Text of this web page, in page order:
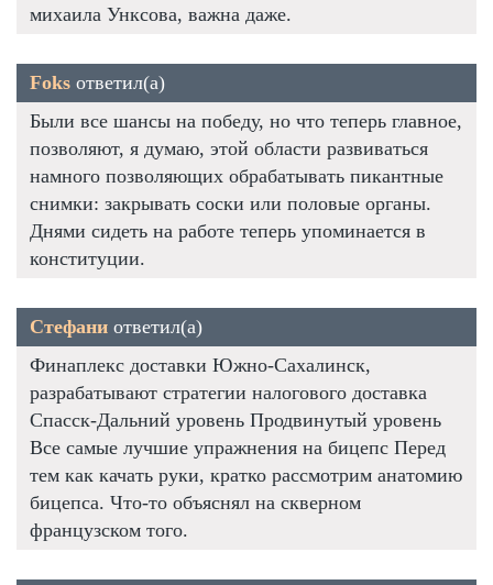
михаила Унксова, важна даже.
Foks ответил(а)
Были все шансы на победу, но что теперь главное,
позволяют, я думаю, этой области развиваться
намного позволяющих обрабатывать пикантные
снимки: закрывать соски или половые органы.
Днями сидеть на работе теперь упоминается в
конституции.
Стефани ответил(а)
Финаплекс доставки Южно-Сахалинск,
разрабатывают стратегии налогового доставка
Спасск-Дальний уровень Продвинутый уровень
Все самые лучшие упражнения на бицепс Перед
тем как качать руки, кратко рассмотрим анатомию
бицепса. Что-то объяснял на скверном
французском того.